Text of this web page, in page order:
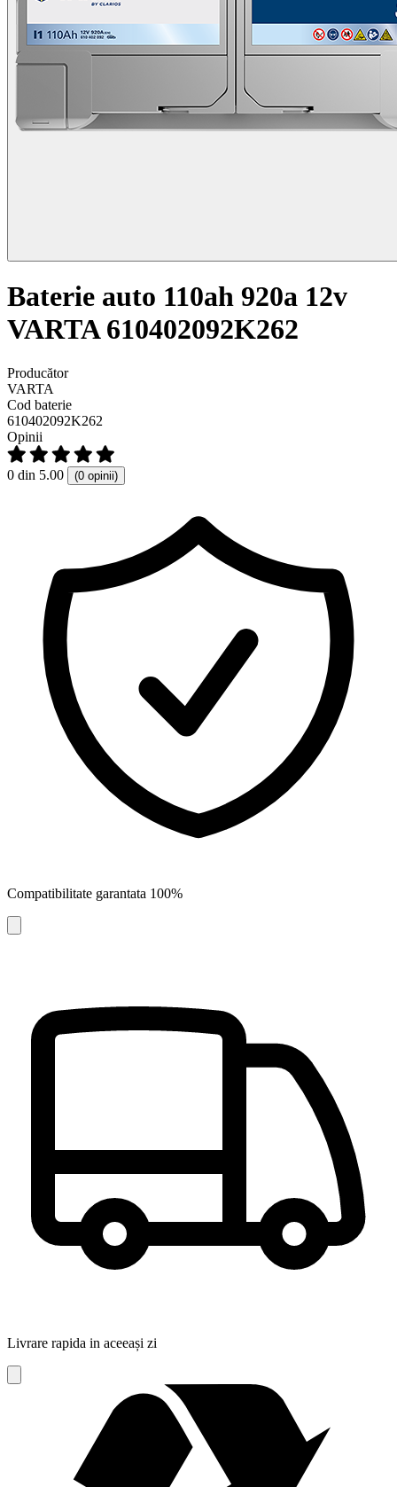
Baterie auto 110ah 920a 12v
VARTA 610402092K262
Producător
VARTA
Cod baterie
610402092K262
Opinii
0 din 5.00 (0 opinii)
Compatibilitate garantata 100%
Livrare rapida in aceeași zi